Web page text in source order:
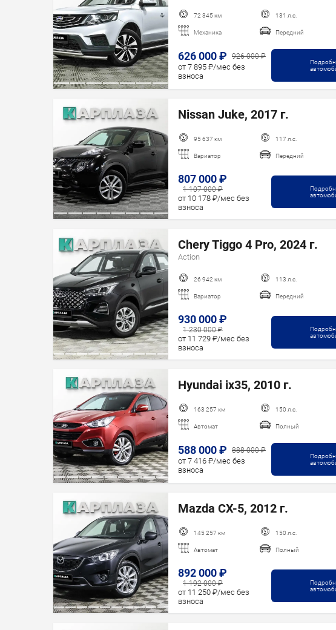
72 345 км 131 л.с.
Механика Передний
626 000 ₽ 926 000 ₽
от 7 895 ₽/мес без
взноса
Nissan Juke, 2017 г.
95 637 км 117 л.с.
Вариатор Передний
807 000 ₽
1 107 000 ₽
от 10 178 ₽/мес без
взноса
Chery Tiggo 4 Pro, 2024 г.
Action
26 942 км 113 л.с.
Вариатор Передний
930 000 ₽
1 230 000 ₽
от 11 729 ₽/мес без
взноса
Hyundai ix35, 2010 г.
163 257 км 150 л.с.
Автомат Полный
588 000 ₽ 888 000 ₽
от 7 416 ₽/мес без
взноса
Mazda CX-5, 2012 г.
145 257 км 150 л.с.
Автомат Полный
892 000 ₽
1 192 000 ₽
от 11 250 ₽/мес без
взноса